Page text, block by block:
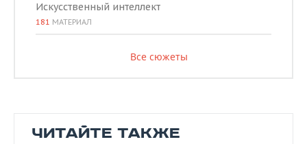
Искусственный интеллект
181 МАТЕРИАЛ
Все сюжеты
ЧИТАЙТЕ ТАКЖЕ